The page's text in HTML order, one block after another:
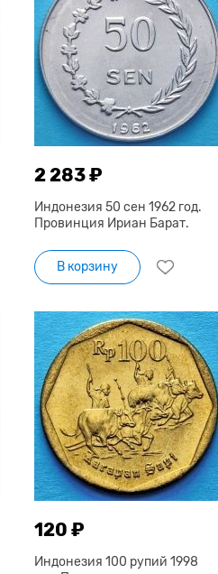
2 283 ₽
Индонезия 50 сен 1962 год.
Провинция Ириан Барат.
В корзину
120 ₽
Индонезия 100 рупий 1998